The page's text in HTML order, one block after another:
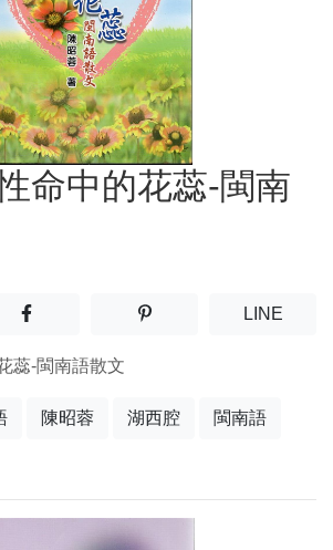
命中的花蕊-閩南
分享至facebook(另開新視窗)
分享至噗浪(另開新視窗)
LINE(另開
蕊-閩南語散文
陳昭蓉 湖西腔 閩南語